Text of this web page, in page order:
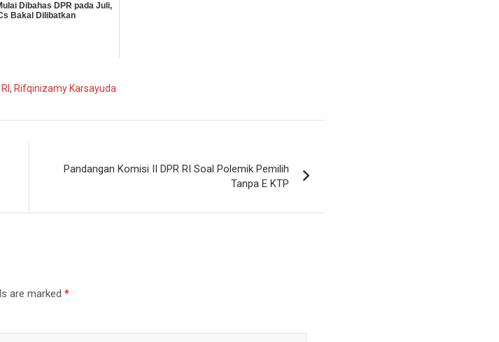
Dibahas DPR pada Juli,
Bakal Dilibatkan
, Rifqinizamy Karsayuda
Pandangan Komisi II DPR RI Soal Polemik Pemilih
Tanpa E KTP
are marked*